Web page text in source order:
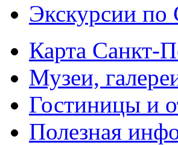
Экскурсии по
Карта Санкт-
Музеи,
Гостиницы и
Полезная